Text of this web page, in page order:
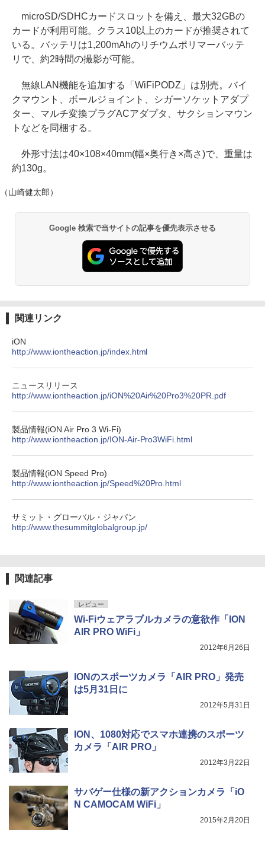
microSD/SDHCカードスロットを備え、最大32GBの
カードが利用可能。クラス10以上のカードが推奨されて
いる。バッテリは1,200mAhのリチウムポリマーバッテ
リで、約2時間の撮影が可能。
無線LAN機能を追加する「WiFiPODZ」は別売。バイ
クマウント、ボールジョイント、シガーソケットアダプ
ター、マルチ変換プラグACアダプタ、サクションマウン
トなどを同梱する。
外形寸法は40×108×40mm(幅×奥行き×高さ)で、重量は
約130g。
（山崎健太郎）
Google 検索で当サイトの記事を優先表示させる
関連リンク
iON
http://www.iontheaction.jp/index.html
ニュースリリース
http://www.iontheaction.jp/iON%20Air%20Pro3%20PR.pdf
製品情報(iON Air Pro 3 Wi-Fi)
http://www.iontheaction.jp/ION-Air-Pro3WiFi.html
製品情報(iON Speed Pro)
http://www.iontheaction.jp/Speed%20Pro.html
サミット・グローバル・ジャパン
http://www.thesummitglobalgroup.jp/
関連記事
レビュー
Wi-Fiウェアラブルカメラの意欲作「ION
AIR PRO WiFi」
2012年6月26日
IONのスポーツカメラ「AIR PRO」発売
は5月31日に
2012年5月31日
ION、1080対応でスマホ連携のスポーツ
カメラ「AIR PRO」
2012年3月22日
サバゲー仕様の新アクションカメラ「iO
N CAMOCAM WiFi」
2015年2月20日